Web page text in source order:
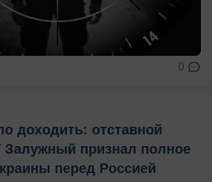
0
доходить: отставной
Залужный признал полное
перед Россией